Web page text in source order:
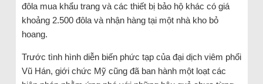
đôla mua khẩu trang và các thiết bị bảo hộ khác có giá
khoảng 2.500 đôla và nhận hàng tại một nhà kho bỏ
hoang.
Trước tình hình diễn biến phức tạp của đại dịch viêm phổi
Vũ Hán, giới chức Mỹ cũng đã ban hành một loạt các